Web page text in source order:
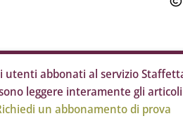
utenti abbonati al servizio
leggere interamente gli
un abbonamento di prova